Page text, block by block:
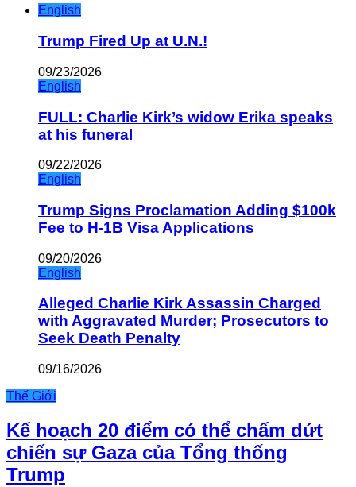
English
Trump Fired Up at U.N.!
09/23/2026
English
FULL: Charlie Kirk’s widow Erika speaks
at his funeral
09/22/2026
English
Trump Signs Proclamation Adding $100k
Fee to H-1B Visa Applications
09/20/2026
English
Alleged Charlie Kirk Assassin Charged
with Aggravated Murder; Prosecutors to
Seek Death Penalty
09/16/2026
Thế Giới
Kế hoạch 20 điểm có thể chấm dứt
chiến sự Gaza của Tổng thống
Trump